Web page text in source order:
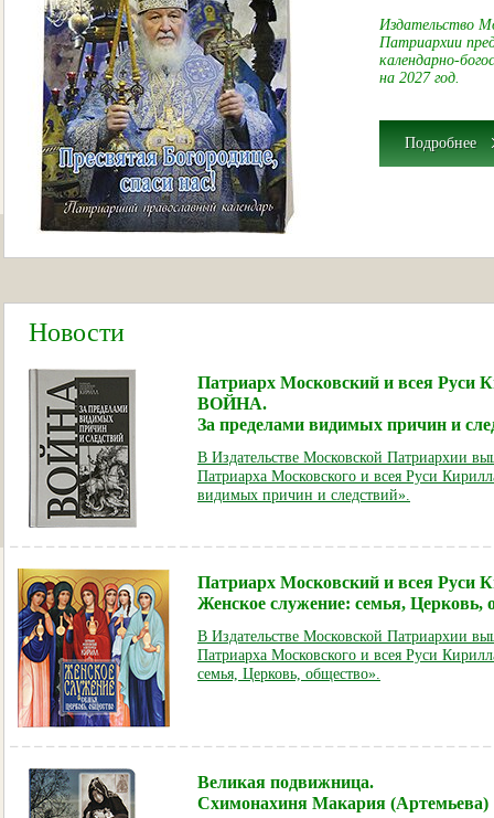
Издательство
Патриархии
календарно-
на 2027 год.
Подробнее
Новости
Патриарх Московский и всея Руси
ВОЙНА.
За пределами видимых причин и
В Издательстве Московской Патриархии
Патриарха Московского и всея Руси
видимых причин и следствий».
Патриарх Московский и всея Руси
Женское служение: семья, Церковь,
В Издательстве Московской Патриархии
Патриарха Московского и всея Руси
семья, Церковь, общество».
Великая подвижница.
Схимонахиня Макария (Артемьева)